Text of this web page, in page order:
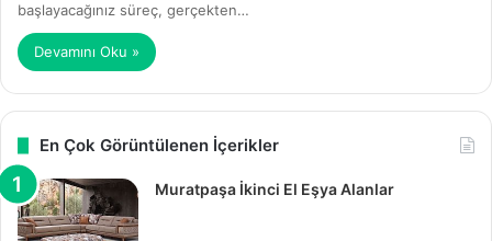
başlayacağınız süreç, gerçekten…
Devamını Oku »
En Çok Görüntülenen İçerikler
Muratpaşa İkinci El Eşya Alanlar